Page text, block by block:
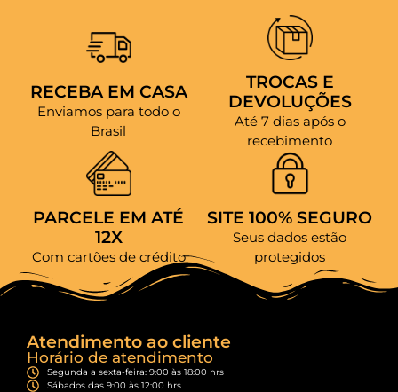
RECEBA EM CASA
Enviamos para todo o
Brasil
TROCAS E
DEVOLUÇÕES
Até 7 dias após o
recebimento
PARCELE EM ATÉ
12X
Com cartões de crédito
SITE 100% SEGURO
Seus dados estão
protegidos
Atendimento ao cliente
Horário de atendimento
Segunda a sexta-feira: 9:00 às 18:00 hrs
Sábados das 9:00 às 12:00 hrs